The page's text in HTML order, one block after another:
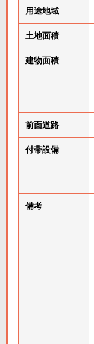
用途地域
土地面積
建物面積
前面道路
付帯設備
備考